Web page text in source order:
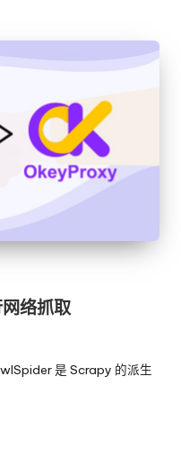
络抓取
是 Scrapy 的派生